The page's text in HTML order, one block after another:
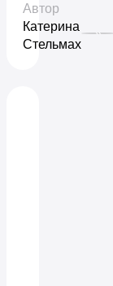
Автор
Катерина
Стельмах